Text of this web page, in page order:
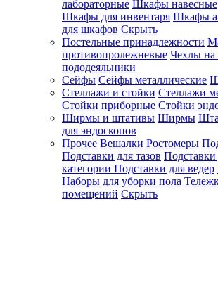
лабораторные Шкафы навесные
Шкафы для инвентаря Шкафы
для шкафов Скрыть
Постельные принадлежности
противопролежневые Чехлы на
пододеяльники
Сейфы Сейфы металлические
Стеллажи и стойки Стеллажи
Стойки приборные Стойки
Ширмы и штативы Ширмы
для эндоскопов
Прочее Вешалки Ростомеры
Подставки для тазов Подставки
категории Подставки для ведер
Наборы для уборки пола
помещений Скрыть